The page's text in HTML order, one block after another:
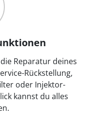
Reparatur deines
Rückstellung,
oder Injektor-
kannst du alles